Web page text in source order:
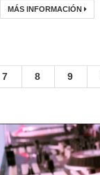
MÁS INFORMACIÓN
7 8 9